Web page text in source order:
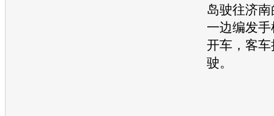
岛驶往济
一边编发
开车，客
驶。